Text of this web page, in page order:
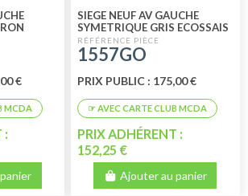
€
:
SIEGE NEUF AV GAUCHE
SYMETRIQUE GRIS ECOSSAIS
1557GO
PRIX PUBLIC : 175,00 €
PRIX ADHÉRENT :
152,25 €
Ajouter au panier